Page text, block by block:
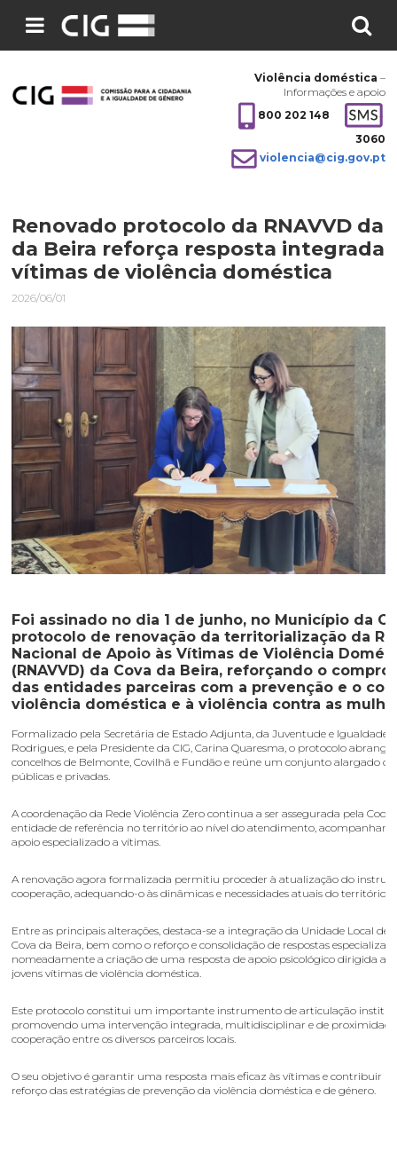
Violência doméstica –
Informações e apoio
800 202 148
3060
violencia@cig.gov.pt
Renovado protocolo da RNAVVD da
da Beira reforça resposta integrada
vítimas de violência doméstica
2026/06/01
Foi assinado no dia 1 de junho, no Município da
protocolo de renovação da territorialização da
Nacional de Apoio às Vítimas de Violência
(RNAVVD) da Cova da Beira, reforçando o
das entidades parceiras com a prevenção e o
violência doméstica e à violência contra as
Formalizado pela Secretária de Estado Adjunta, da Juventude e Igualdade,
Rodrigues, e pela Presidente da CIG, Carina Quaresma, o protocolo abrange
concelhos de Belmonte, Covilhã e Fundão e reúne um conjunto alargado
públicas e privadas.
A coordenação da Rede Violência Zero continua a ser assegurada pela
entidade de referência no território ao nível do atendimento,
apoio especializado a vítimas.
A renovação agora formalizada permitiu proceder à atualização do
cooperação, adequando-o às dinâmicas e necessidades atuais do território.
Entre as principais alterações, destaca-se a integração da Unidade Local de
Cova da Beira, bem como o reforço e consolidação de respostas
nomeadamente a criação de uma resposta de apoio psicológico dirigida a
jovens vítimas de violência doméstica.
Este protocolo constitui um importante instrumento de articulação
promovendo uma intervenção integrada, multidisciplinar e de
cooperação entre os diversos parceiros locais.
O seu objetivo é garantir uma resposta mais eficaz às vítimas e contribuir
reforço das estratégias de prevenção da violência doméstica e de género.
Pesquisar